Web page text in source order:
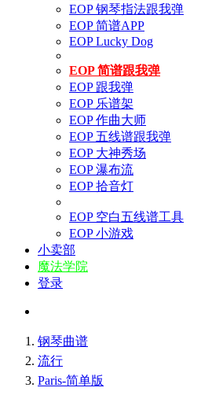
EOP 钢琴指法跟我弹
EOP 简谱APP
EOP Lucky Dog
EOP 简谱跟我弹
EOP 跟我弹
EOP 乐谱架
EOP 作曲大师
EOP 五线谱跟我弹
EOP 大神秀场
EOP 瀑布流
EOP 拾音灯
EOP 空白五线谱工具
EOP 小游戏
小卖部
魔法学院
登录
钢琴曲谱
流行
Paris-简单版